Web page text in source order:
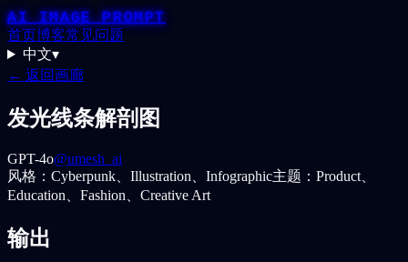
AI IMAGE PROMPT
首页博客常见问题
中文▾
← 返回画廊
发光线条解剖图
GPT-4o@umesh_ai
风格： Cyberpunk、Illustration、Infographic主题： Product、
Education、Fashion、Creative Art
输出